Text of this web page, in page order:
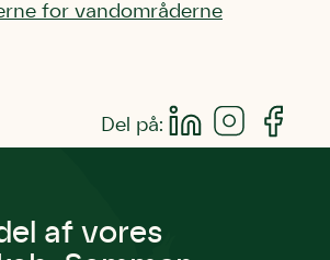
for vandområderne
Del på:
af vores